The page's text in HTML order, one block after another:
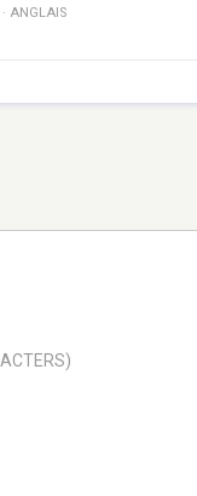
· ANGLAIS